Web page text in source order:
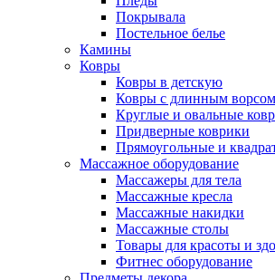
Покрывала
Постельное белье
Камины
Ковры
Ковры в детскую
Ковры с длинным ворсом
Круглые и овальные
Придверные коврики
Прямоугольные и
Массажное оборудование
Массажеры для тела
Массажные кресла
Массажные накидки
Массажные столы
Товары для красоты и
Фитнес оборудование